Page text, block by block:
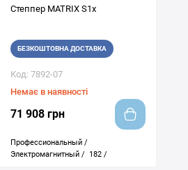
Степпер MATRIX S1x
БЕЗКОШТОВНА ДОСТАВКА
Код: 7892-07
Немає в наявності
71 908 грн
Профессиональный /
Электромагнитный /
182 /